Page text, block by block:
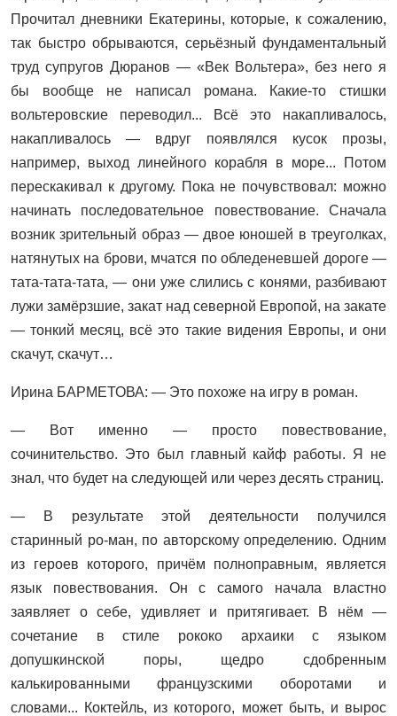
Прочитал дневники Екатерины, которые, к сожалению,
так быстро обрываются, серьёзный фундаментальный
труд супругов Дюранов — «Век Вольтера», без него я
бы вообще не написал романа. Какие-то стишки
вольтеровские переводил... Всё это накапливалось,
накапливалось — вдруг появлялся кусок прозы,
например, выход линейного кораб­ля в море... Потом
перескакивал к другому. Пока не почувствовал: можно
начинать последовательное повествование. Сначала
возник зрительный образ — двое юношей в треуголках,
натянутых на брови, мчатся по обледеневшей дороге —
тата-тата-тата, — они уже слились с конями, разбивают
лужи замёрзшие, закат над северной Европой, на закате
— тонкий месяц, всё это такие видения Европы, и они
скачут, скачут…
Ирина БАРМЕТОВА: — Это похоже на игру в роман.
— Вот именно — просто повествование,
сочинительство. Это был главный кайф работы. Я не
знал, что будет на следующей или через десять страниц.
— В результате этой деятельности получился
старинный ро-ман, по авторскому определению. Одним
из героев которого, причём полноправным, является
язык повествования. Он с самого начала властно
заявляет о себе, удивляет и притягивает. В нём —
сочетание в стиле рококо архаики с языком
допушкинской поры, щедро сдобренным
калькированными французскими оборотами и
словами... Коктейль, из которого, может быть, и вырос